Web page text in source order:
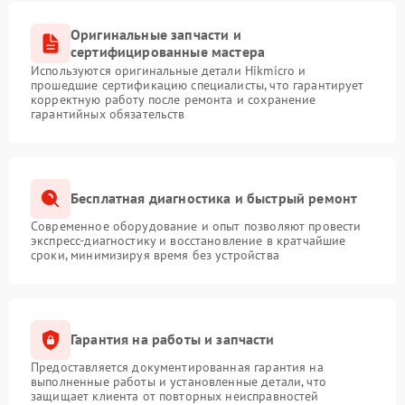
Оригинальные запчасти и
сертифицированные мастера
Используются оригинальные детали Hikmicro и
прошедшие сертификацию специалисты, что гарантирует
корректную работу после ремонта и сохранение
гарантийных обязательств
Бесплатная диагностика и быстрый ремонт
Современное оборудование и опыт позволяют провести
экспресс-диагностику и восстановление в кратчайшие
сроки, минимизируя время без устройства
Гарантия на работы и запчасти
Предоставляется документированная гарантия на
выполненные работы и установленные детали, что
защищает клиента от повторных неисправностей